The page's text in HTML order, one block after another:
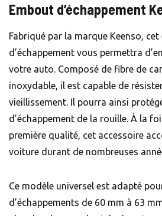
Embout d’échappement
Fabriqué par la marque Keenso,
d’échappement vous permettra
votre auto. Composé de fibre de
inoxydable, il est capable de
vieillissement. Il pourra ainsi
d’échappement de la rouille. À la
première qualité, cet accessoire
voiture durant de nombreuses
Ce modèle universel est adapté
d’échappements de 60 mm à 63